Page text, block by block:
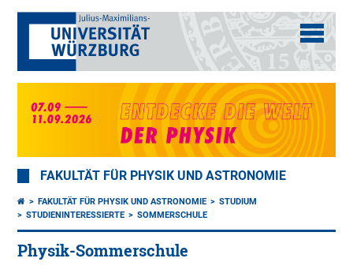
FAKULTÄT FÜR PHYSIK UND ASTRONOMIE
FAKULTÄT FÜR PHYSIK UND ASTRONOMIE
STUDIUM
STUDIENINTERESSIERTE
SOMMERSCHULE
Physik-Sommerschule